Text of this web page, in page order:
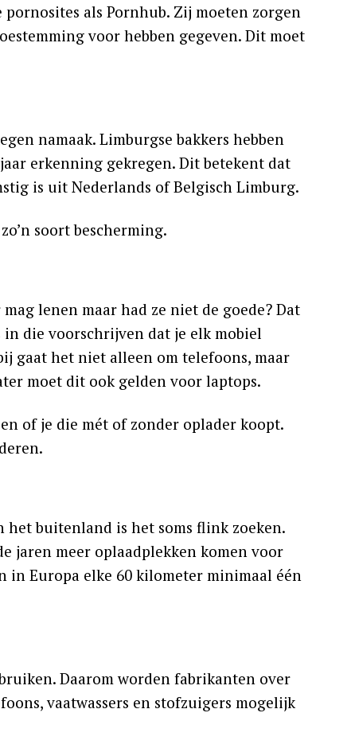
als Pornhub. Zij moeten zorgen
voor hebben gegeven. Dit moet
namaak. Limburgse bakkers hebben
erkenning gekregen. Dit betekent dat
is uit Nederlands of Belgisch Limburg.
soort bescherming.
lenen maar had ze niet de goede? Dat
die voorschrijven dat je elk mobiel
gaat het niet alleen om telefoons, maar
moet dit ook gelden voor laptops.
of je die mét of zonder oplader koopt.
buitenland is het soms flink zoeken.
jaren meer oplaadplekken komen voor
in Europa elke 60 kilometer minimaal één
Daarom worden fabrikanten over
vaatwassers en stofzuigers mogelijk